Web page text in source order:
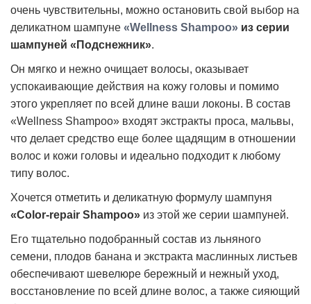
очень чувствительны, можно остановить свой выбор на
деликатном шампуне «Wellness Shampoo» из серии
шампуней «Подснежник».
Он мягко и нежно очищает волосы, оказывает
успокаивающие действия на кожу головы и помимо
этого укрепляет по всей длине ваши локоны. В состав
«Wellness Shampoo» входят экстракты проса, мальвы,
что делает средство еще более щадящим в отношении
волос и кожи головы и идеально подходит к любому
типу волос.
Хочется отметить и деликатную формулу шампуня
«Color-repair Shampoo» из этой же серии шампуней.
Его тщательно подобранный состав из льняного
семени, плодов банана и экстракта маслинных листьев
обеспечивают шевелюре бережный и нежный уход,
восстановление по всей длине волос, а также сияющий